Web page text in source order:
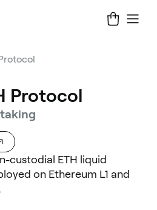
Protocol
custodial ETH liquid
on Ethereum L1 and